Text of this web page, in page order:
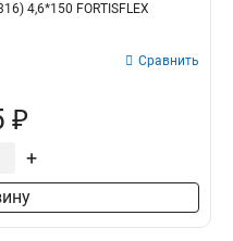
4,6*150 FORTISFLEX
Сравнить
₽
+